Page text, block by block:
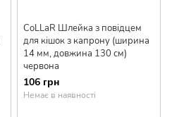
CoLLaR Шлейка з повідцем
для кішок з капрону (ширина
14 мм, довжина 130 см)
червона
106 грн
Немає в наявності